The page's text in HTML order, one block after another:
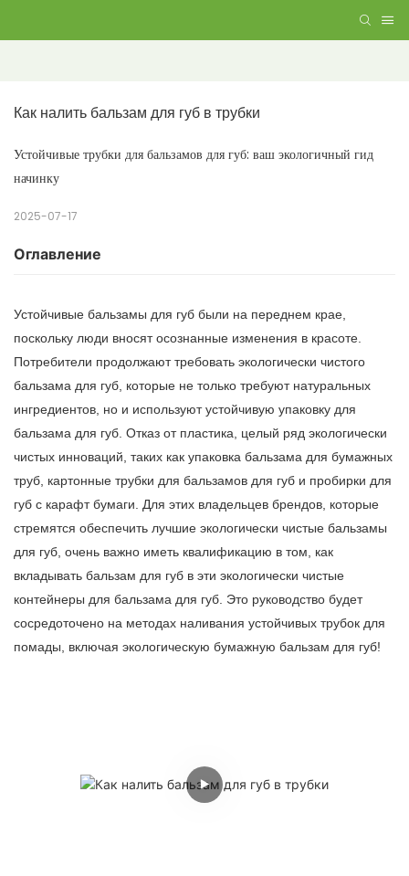
Как налить бальзам для губ в трубки
Устойчивые трубки для бальзамов для губ: ваш экологичный гид
начинку
2025-07-17
Оглавление
Устойчивые бальзамы для губ были на переднем крае,
поскольку люди вносят осознанные изменения в красоте.
Потребители продолжают требовать экологически чистого
бальзама для губ, которые не только требуют натуральных
ингредиентов, но и используют устойчивую упаковку для
бальзама для губ. Отказ от пластика, целый ряд экологически
чистых инноваций, таких как упаковка бальзама для бумажных
труб, картонные трубки для бальзамов для губ и пробирки для
губ с карафт бумаги. Для этих владельцев брендов, которые
стремятся обеспечить лучшие экологически чистые бальзамы
для губ, очень важно иметь квалификацию в том, как
вкладывать бальзам для губ в эти экологически чистые
контейнеры для бальзама для губ. Это руководство будет
сосредоточено на методах наливания устойчивых трубок для
помады, включая экологическую бумажную бальзам для губ!